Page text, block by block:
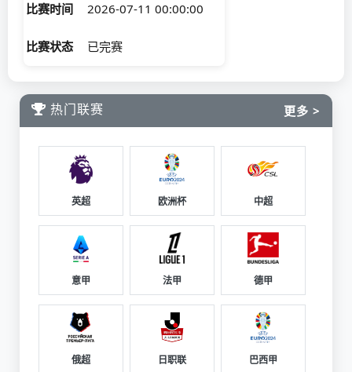
比赛时间 2026-07-11 00:00:00
比赛状态 已完赛
热门联赛 更多 >
英超 欧洲杯 中超
意甲 法甲 德甲
俄超 日职联 巴西甲